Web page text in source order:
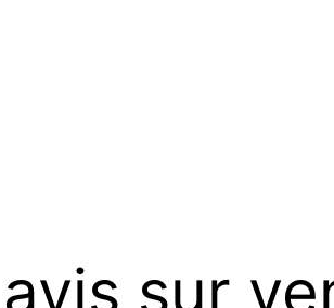
sur